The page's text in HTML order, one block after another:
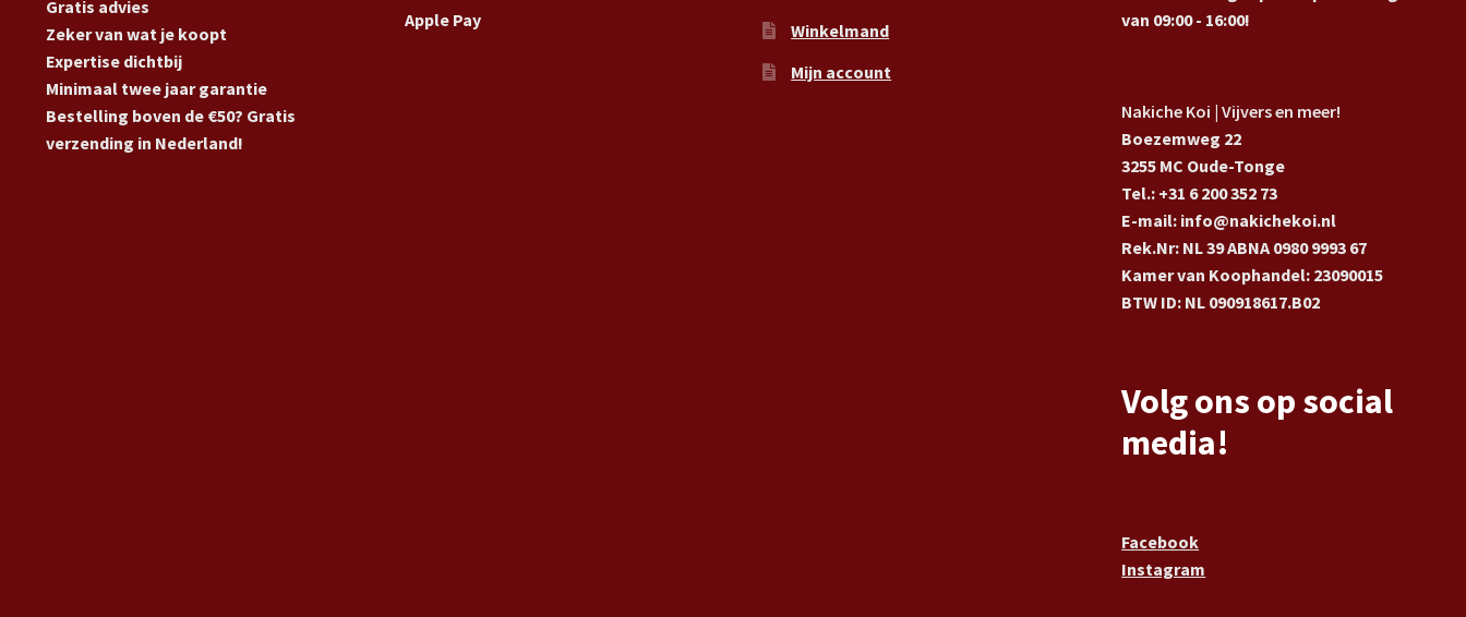
Gratis advies
Zeker van wat je koopt
Expertise dichtbij
Minimaal twee jaar garantie
Bestelling boven de €50? Gratis
verzending in Nederland!
Apple Pay
Winkelmand
Mijn account
van 09:00 - 16:00!
Nakiche Koi | Vijvers en meer!
Boezemweg 22
3255 MC Oude-Tonge
Tel.: +31 6 200 352 73
E-mail: info@nakichekoi.nl
Rek.Nr: NL 39 ABNA 0980 9993 67
Kamer van Koophandel: 23090015
BTW ID: NL 090918617.B02
Volg ons op social
media!
Facebook
Instagram